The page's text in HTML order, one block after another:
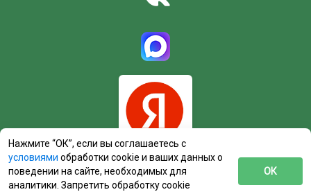
Нажмите “ОК”, если вы соглашаетесь с
условиями обработки cookie и ваших данных о
поведении на сайте, необходимых для
аналитики. Запретить обработку cookie
ОК